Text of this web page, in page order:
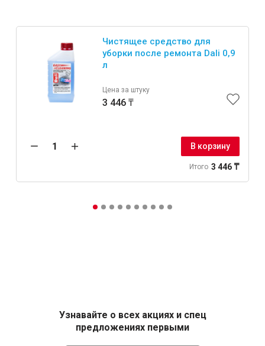
Чистящее средство для
уборки после ремонта Dali 0,9
л
Цена за штуку
3 446 ₸
В корзину
Итого 3 446 ₸
Узнавайте о всех акциях и спец
предложениях первыми